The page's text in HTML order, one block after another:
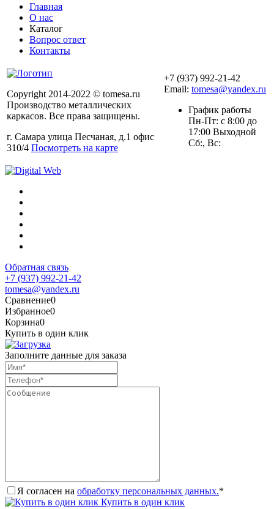
Главная
О нас
Каталог
Вопрос ответ
Контакты
Copyright 2014-2022 © tomesa.ru
Производство металлических
каркасов. Все права защищены.
г. Самара улица Песчаная, д.1 офис
310/4 Посмотреть на карте
+7 (937) 992-21-42
Email: tomesa@yandex.ru
График работы
Пн-Пт: с 8:00 до
17:00 Выходной
Сб:, Вс:
Обратная связь
+7 (937) 992-21-42
tomesa@yandex.ru
Сравнение0
Избранное0
Корзина0
Купить в один клик
Заполните данные для заказа
Я согласен на обработку персональных данных.*
Купить в один клик